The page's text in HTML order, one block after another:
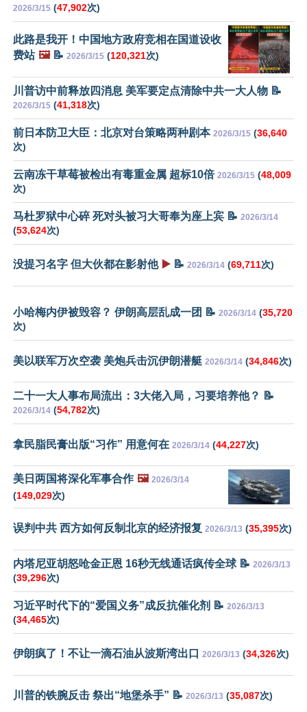
2026/3/15 (47,902次)
此路是我开！中国地方政府竞相在国道设收
费站 🖼️📝 2026/3/15 (120,321次)
川普访中前释放四消息 美军要定点清除中共一大人物 📝
2026/3/15 (41,318次)
前日本防卫大臣：北京对台策略两种剧本 2026/3/15 (36,640
次)
云南冻干草莓被检出有毒重金属 超标10倍 2026/3/15 (48,009
次)
马杜罗狱中心碎 死对头被习大哥奉为座上宾 📝 2026/3/14
(53,624次)
没提习名字 但大伙都在影射他 ▶️ 📝 2026/3/14 (69,711次)
小哈梅内伊被毁容？ 伊朗高层乱成一团 📝 2026/3/14 (35,720
次)
美以联军万次空袭 美炮兵击沉伊朗潜艇 2026/3/14 (34,846次)
二十一大人事布局流出：3大佬入局，习要培养他？ 📝
2026/3/14 (54,782次)
拿民脂民膏出版“习作” 用意何在 2026/3/14 (44,227次)
美日两国将深化军事合作 🖼️ 2026/3/14
(149,029次)
误判中共 西方如何反制北京的经济报复 2026/3/13 (35,395次)
内塔尼亚胡怒呛金正恩 16秒无线通话疯传全球 📝 2026/3/13
(39,296次)
习近平时代下的“爱国义务”成反抗催化剂 📝 2026/3/13
(34,465次)
伊朗疯了！不让一滴石油从波斯湾出口 2026/3/13 (34,326次)
川普的铁腕反击 祭出“地堡杀手” 📝 2026/3/13 (35,087次)